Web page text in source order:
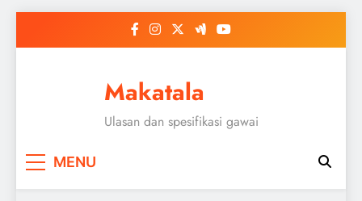
Makatala
Ulasan dan spesifikasi gawai
MENU